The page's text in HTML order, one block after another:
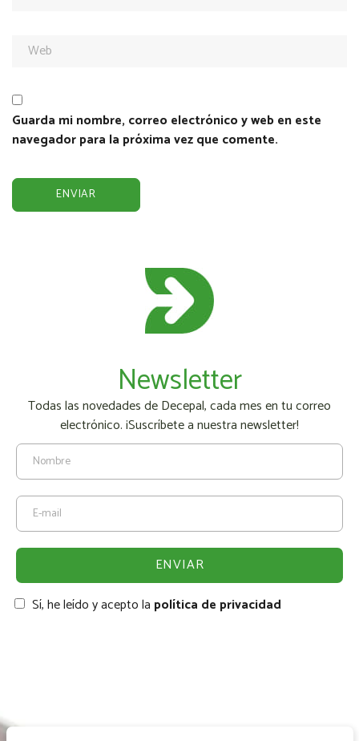
Guarda mi nombre, correo electrónico y web en este
navegador para la próxima vez que comente.
Newsletter
Todas las novedades de Decepal, cada mes en tu correo
electrónico. ¡Suscríbete a nuestra newsletter!
Sí, he leído y acepto la política de privacidad